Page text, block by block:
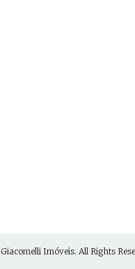
Giacomelli Imóveis. All Rights